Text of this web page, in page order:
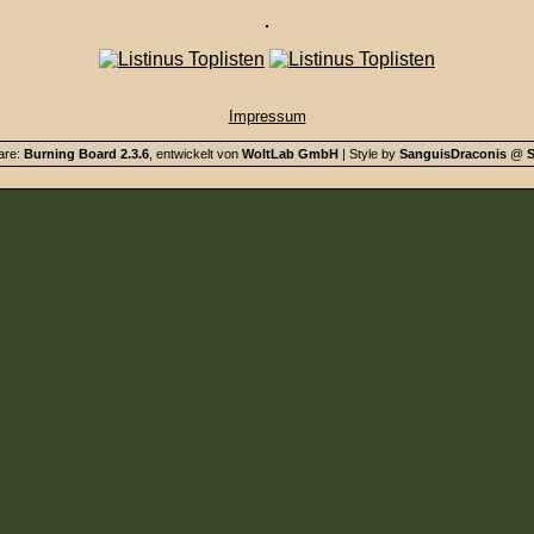
Impressum
Burning Board 2.3.6, entwickelt von WoltLab GmbH| Style by SanguisDraconis@